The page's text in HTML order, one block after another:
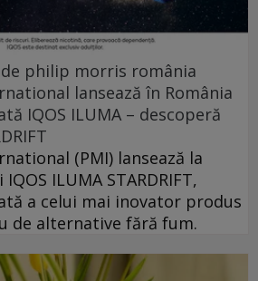
philip morris românia
lansează în România
IQOS ILUMA – descoperă
(PMI) lansează la
ILUMA STARDRIFT,
a celui mai inovator produs
de alternative fără fum.